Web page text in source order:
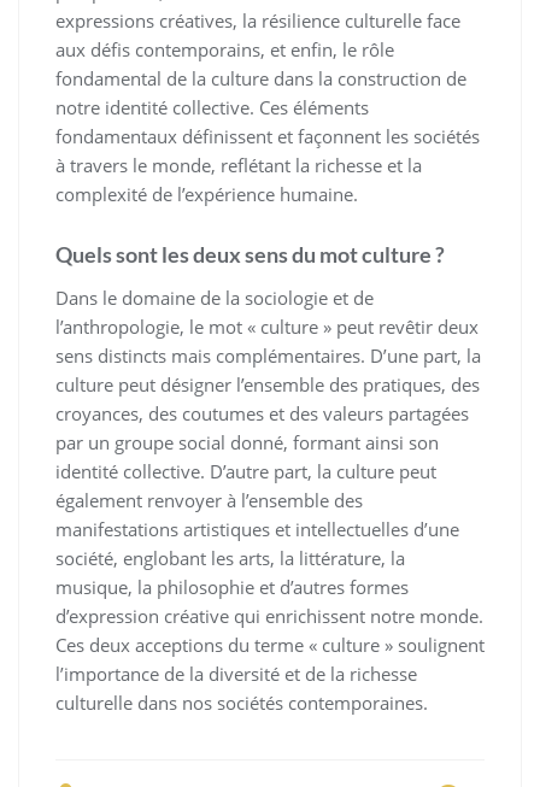
expressions créatives, la résilience culturelle face
aux défis contemporains, et enfin, le rôle
fondamental de la culture dans la construction de
notre identité collective. Ces éléments
fondamentaux définissent et façonnent les sociétés
à travers le monde, reflétant la richesse et la
complexité de l’expérience humaine.
Quels sont les deux sens du mot culture ?
Dans le domaine de la sociologie et de
l’anthropologie, le mot « culture » peut revêtir deux
sens distincts mais complémentaires. D’une part, la
culture peut désigner l’ensemble des pratiques, des
croyances, des coutumes et des valeurs partagées
par un groupe social donné, formant ainsi son
identité collective. D’autre part, la culture peut
également renvoyer à l’ensemble des
manifestations artistiques et intellectuelles d’une
société, englobant les arts, la littérature, la
musique, la philosophie et d’autres formes
d’expression créative qui enrichissent notre monde.
Ces deux acceptions du terme « culture » soulignent
l’importance de la diversité et de la richesse
culturelle dans nos sociétés contemporaines.